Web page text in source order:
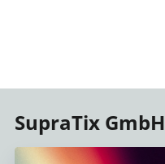
SupraTix GmbH